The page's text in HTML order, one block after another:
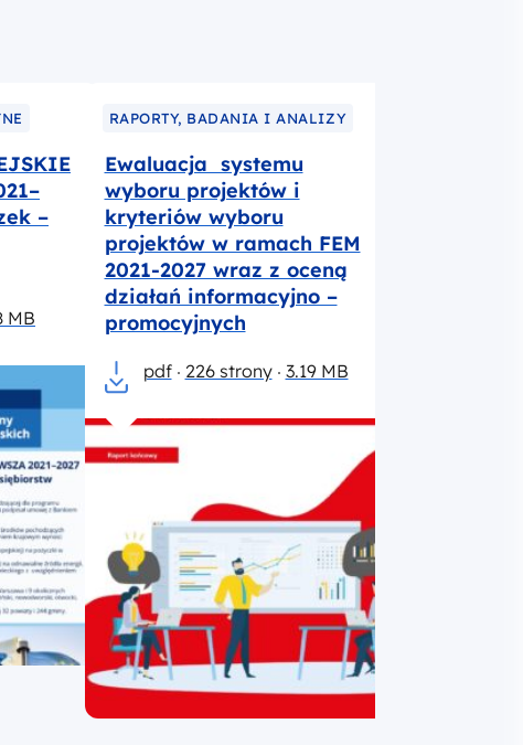
–
MB
RAPORTY, BADANIA I ANALIZY
Ewaluacja systemu
wyboru projektów i
kryteriów wyboru
projektów w ramach FEM
2021-2027 wraz z oceną
działań informacyjno –
promocyjnych
pdf 226 strony 3.19 MB